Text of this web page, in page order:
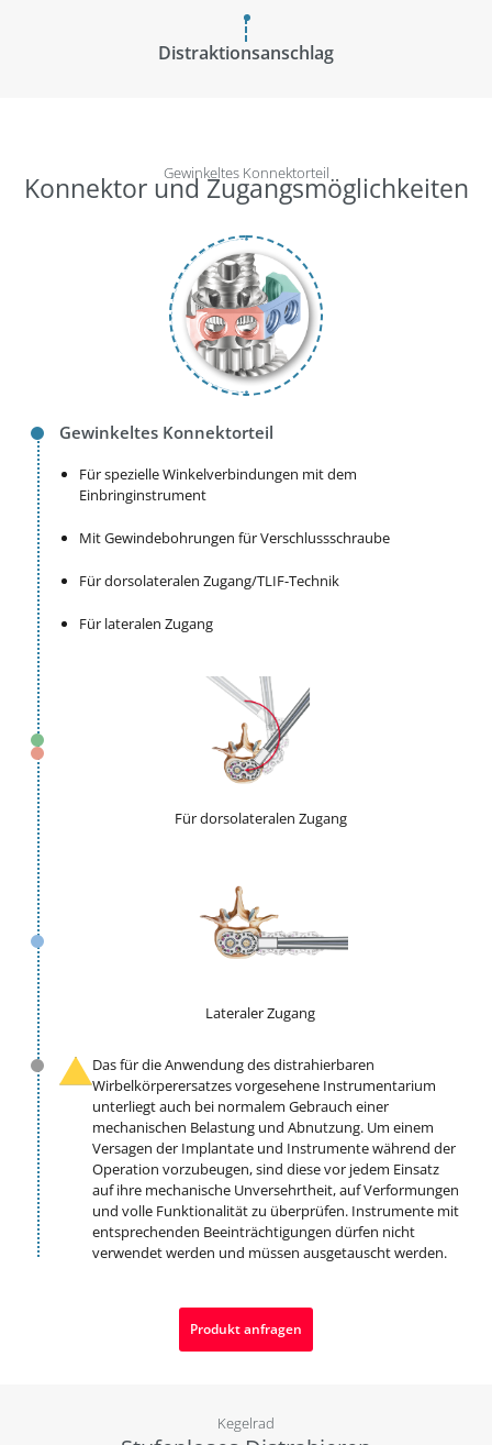
Distraktionsanschlag
Gewinkeltes Konnektorteil
Konnektor und Zugangsmöglichkeiten
Gewinkeltes Konnektorteil
Für spezielle Winkelverbindungen mit dem
Einbringinstrument
Mit Gewindebohrungen für Verschlussschraube
Für dorsolateralen Zugang/TLIF-Technik
Für lateralen Zugang
Für dorsolateralen Zugang
Lateraler Zugang
Das für die Anwendung des distrahierbaren
Wirbelkörperersatzes vorgesehene Instrumentarium
unterliegt auch bei normalem Gebrauch einer
mechanischen Belastung und Abnutzung. Um einem
Versagen der Implantate und Instrumente während der
Operation vorzubeugen, sind diese vor jedem Einsatz
auf ihre mechanische Unversehrtheit, auf Verformungen
und volle Funktionalität zu überprüfen. Instrumente mit
entsprechenden Beeinträchtigungen dürfen nicht
verwendet werden und müssen ausgetauscht werden.
Produkt anfragen
Kegelrad